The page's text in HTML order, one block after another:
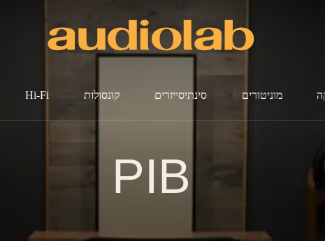
מוניטורים סינתיסייזרים קונסולות Hi-Fi
PIB